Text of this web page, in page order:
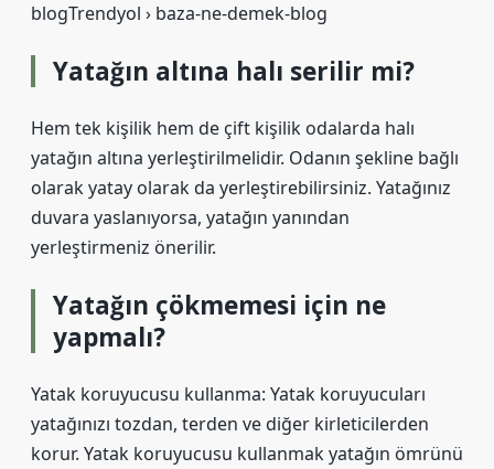
blogTrendyol › baza-ne-demek-blog
Yatağın altına halı serilir mi?
Hem tek kişilik hem de çift kişilik odalarda halı
yatağın altına yerleştirilmelidir. Odanın şekline bağlı
olarak yatay olarak da yerleştirebilirsiniz. Yatağınız
duvara yaslanıyorsa, yatağın yanından
yerleştirmeniz önerilir.
Yatağın çökmemesi için ne
yapmalı?
Yatak koruyucusu kullanma: Yatak koruyucuları
yatağınızı tozdan, terden ve diğer kirleticilerden
korur. Yatak koruyucusu kullanmak yatağın ömrünü